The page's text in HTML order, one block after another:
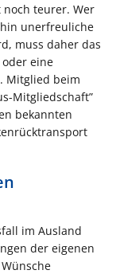
teurer. Wer
unerfreuliche
muss daher das
eine
Mitglied beim
Mitgliedschaft”
bekannten
im Ausland
der eigenen